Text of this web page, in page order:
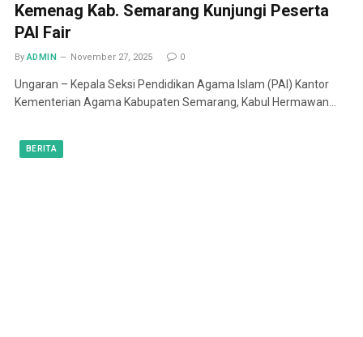
Kemenag Kab. Semarang Kunjungi Peserta
PAI Fair
By ADMIN November 27, 2025 0
Ungaran – Kepala Seksi Pendidikan Agama Islam (PAI) Kantor
Kementerian Agama Kabupaten Semarang, Kabul Hermawan…
BERITA